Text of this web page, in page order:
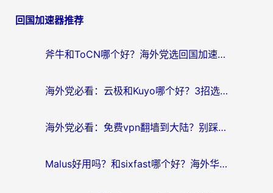
导
回国加速器推荐
斧牛和ToCN哪个好？海外党选回国加速器的避坑指南（附免费工具推荐）
海外党必看：云极和Kuyo哪个好？3招选对回国加速器，无缝刷国内资源
海外党必看：免费vpn翻墙到大陆？别踩坑！教你选对回国加速器无缝追剧玩游戏
Malus好用吗？和sixfast哪个好？海外华人亲测3款热门回国加速器，附排名指南